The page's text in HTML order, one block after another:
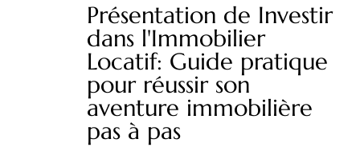
Présentation de Investir
dans l'Immobilier
Locatif: Guide pratique
pour réussir son
aventure immobilière
pas à pas